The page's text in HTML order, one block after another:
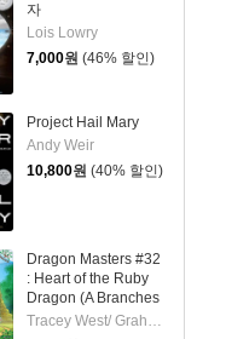
자
Lois Lowry
7,000원 (46% 할인)
Project Hail Mary
Andy Weir
10,800원 (40% 할인)
Dragon Masters #32
: Heart of the Ruby
Dragon (A Branches
Book)